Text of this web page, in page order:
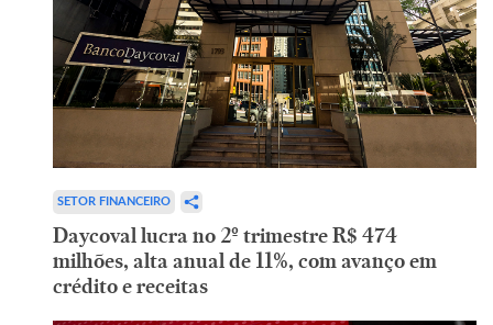
SETOR FINANCEIRO
Daycoval lucra no 2º trimestre R$ 474
milhões, alta anual de 11%, com avanço em
crédito e receitas